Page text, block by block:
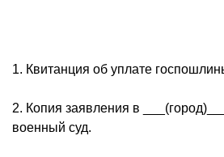
1. Квитанция об уплате
2. Копия заявления в
военный суд.